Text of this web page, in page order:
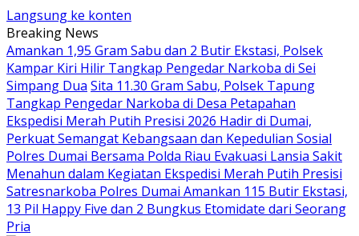
Langsung ke konten
Breaking News
Amankan 1,95 Gram Sabu dan 2 Butir Ekstasi, Polsek
Kampar Kiri Hilir Tangkap Pengedar Narkoba di Sei
Simpang Dua Sita 11.30 Gram Sabu, Polsek Tapung
Tangkap Pengedar Narkoba di Desa Petapahan
Ekspedisi Merah Putih Presisi 2026 Hadir di Dumai,
Perkuat Semangat Kebangsaan dan Kepedulian Sosial
Polres Dumai Bersama Polda Riau Evakuasi Lansia Sakit
Menahun dalam Kegiatan Ekspedisi Merah Putih Presisi
Satresnarkoba Polres Dumai Amankan 115 Butir Ekstasi,
13 Pil Happy Five dan 2 Bungkus Etomidate dari Seorang
Pria